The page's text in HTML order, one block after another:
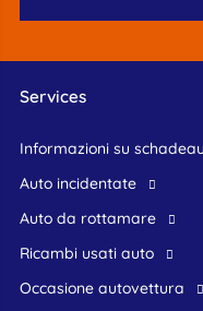
Services
Informazioni su
Auto incidentate
Auto da rottamare
Ricambi usati auto
occasione autovettura